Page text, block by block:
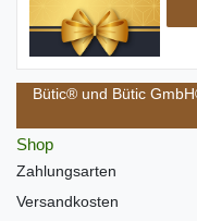
Bütic® und Bütic
Shop
Zahlungsarten
Versandkosten